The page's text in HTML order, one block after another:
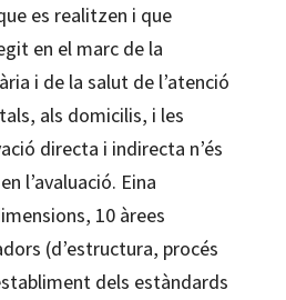
es realitzen i que
en el marc de la
i de la salut de l’atenció
als domicilis, i les
directa i indirecta n’és
l’avaluació. Eina
10 àrees
(d’estructura, procés
dels estàndards